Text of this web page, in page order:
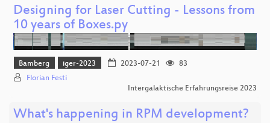
Designing for Laser Cutting - Lessons from
10 years of Boxes.py
Bamberg iger-2023 2023-07-21
83
Florian Festi
Intergalaktische Erfahrungsreise 2023
What's happening in RPM development?